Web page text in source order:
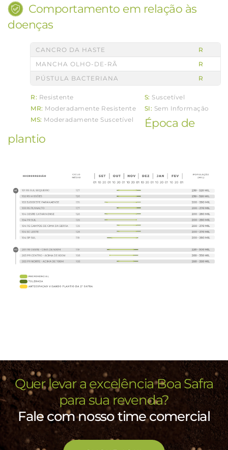
Comportamento em relação às
doenças
CANCRO DA HASTE
R
MANCHA OLHO-DE-RÃ
R
PÚSTULA BACTERIANA
R
R: Resistente S: Suscetível
MR: Moderadamente Resistente SI: Sem Informação
MS: Moderadamente Suscetível
Época de
plantio
Quer levar a excelência Boa Safra
para sua revenda?
Fale com nosso time comercial